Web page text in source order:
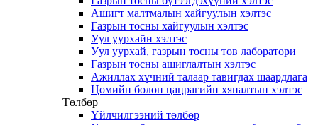
Ашигт малтмалын хайгуулын хэлтэс
Газрын тосны хайгуулын хэлтэс
Уул уурхайн хэлтэс
Уул уурхай, газрын тосны төв лаборатори
Газрын тосны ашиглалтын хэлтэс
Ажиллах хүчний талаар тавигдах шаардлага
Цөмийн болон цацрагийн хяналтын хэлтэс
Төлбөр
Үйлчилгээний төлбөр